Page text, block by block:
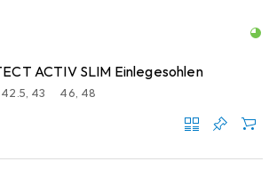
ACTIV SLIM Einlegesohlen
43 46, 48